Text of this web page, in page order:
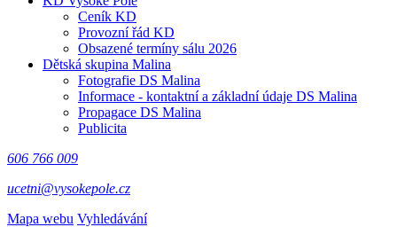
Ceník KD
Provozní řád KD
Obsazené termíny sálu 2026
Dětská skupina Malina
Fotografie DS Malina
Informace - kontaktní a základní údaje DS Malina
Propagace DS Malina
Publicita
606 766 009
ucetni@vysokepole.cz
Mapa webu Vyhledávání